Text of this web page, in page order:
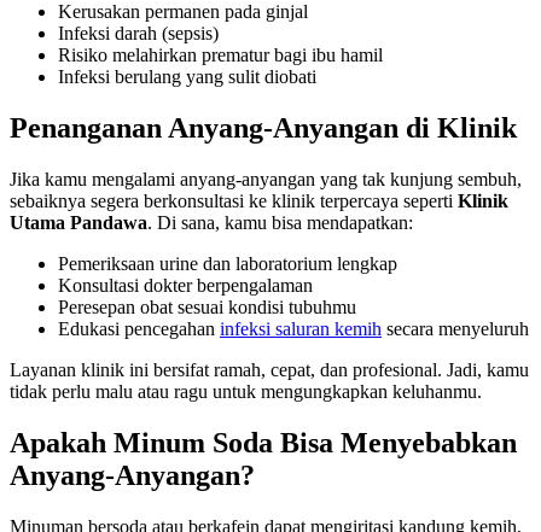
Kerusakan permanen pada ginjal
Infeksi darah (sepsis)
Risiko melahirkan prematur bagi ibu hamil
Infeksi berulang yang sulit diobati
Penanganan Anyang-Anyangan di Klinik
Jika kamu mengalami anyang-anyangan yang tak kunjung sembuh,
sebaiknya segera berkonsultasi ke klinik terpercaya seperti Klinik
Utama Pandawa. Di sana, kamu bisa mendapatkan:
Pemeriksaan urine dan laboratorium lengkap
Konsultasi dokter berpengalaman
Peresepan obat sesuai kondisi tubuhmu
Edukasi pencegahan infeksi saluran kemih secara menyeluruh
Layanan klinik ini bersifat ramah, cepat, dan profesional. Jadi, kamu
tidak perlu malu atau ragu untuk mengungkapkan keluhanmu.
Apakah Minum Soda Bisa Menyebabkan
Anyang-Anyangan?
Minuman bersoda atau berkafein dapat mengiritasi kandung kemih,